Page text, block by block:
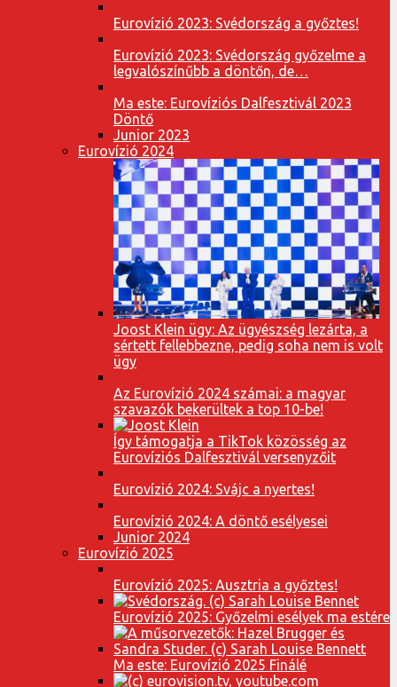
Eurovízió 2023: Svédország a győztes!
Eurovízió 2023: Svédország győzelme a
legvalószínűbb a döntőn, de…
Ma este: Eurovíziós Dalfesztivál 2023
Döntő
Junior 2023
Eurovízió 2024
Joost Klein ügy: Az ügyészség lezárta, a
sértett fellebbezne, pedig soha nem is volt
ügy
Az Eurovízió 2024 számai: a magyar
szavazók bekerültek a top 10-be!
Így támogatja a TikTok közösség az
Eurovíziós Dalfesztivál versenyzőit
Eurovízió 2024: Svájc a nyertes!
Eurovízió 2024: A döntő esélyesei
Junior 2024
Eurovízió 2025
Eurovízió 2025: Ausztria a győztes!
Eurovízió 2025: Győzelmi esélyek ma estére
Ma este: Eurovízió 2025 Finálé